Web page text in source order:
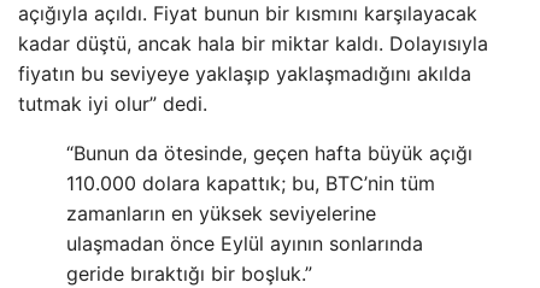
açığıyla açıldı. Fiyat bunun bir kısmını karşılayacak
kadar düştü, ancak hala bir miktar kaldı. Dolayısıyla
fiyatın bu seviyeye yaklaşıp yaklaşmadığını akılda
tutmak iyi olur” dedi.
“Bunun da ötesinde, geçen hafta büyük açığı
110.000 dolara kapattık; bu, BTC’nin tüm
zamanların en yüksek seviyelerine
ulaşmadan önce Eylül ayının sonlarında
geride bıraktığı bir boşluk.”